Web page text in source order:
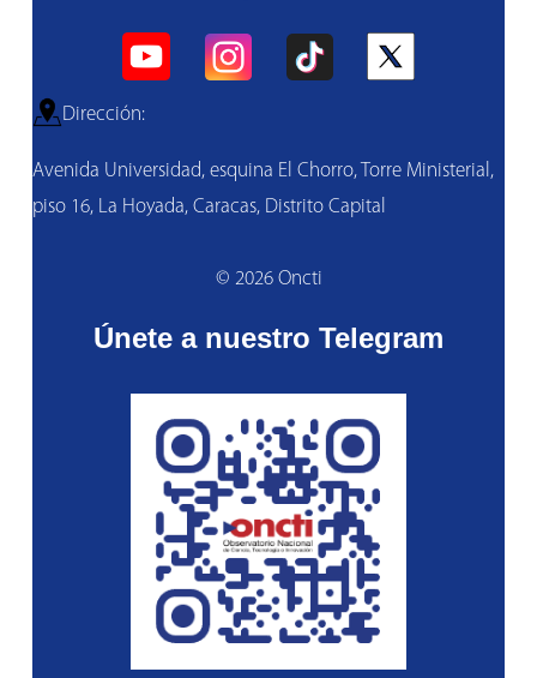
Dirección:
Avenida Universidad, esquina El Chorro, Torre Ministerial,
piso 16, La Hoyada, Caracas, Distrito Capital
© 2026 Oncti
Únete a nuestro Telegram